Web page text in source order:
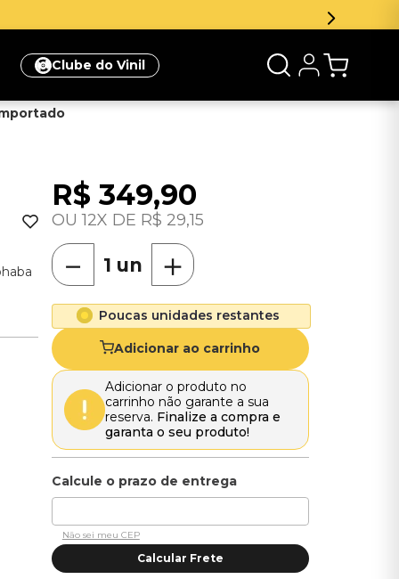
Clube do Vinil
R$ 349,90
12 R$ 29,15
＋
－
Poucas unidades restantes
Adicionar ao carrinho
Adicionar o produto no
carrinho não garante a sua
reserva. Finalize a compra e
garanta o seu produto!
Não sei meu CEP